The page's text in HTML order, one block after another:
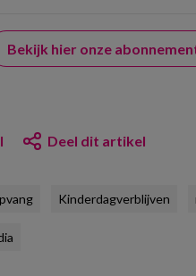
Bekijk hier onze
Deel dit artikel
Kinderdagverblijven